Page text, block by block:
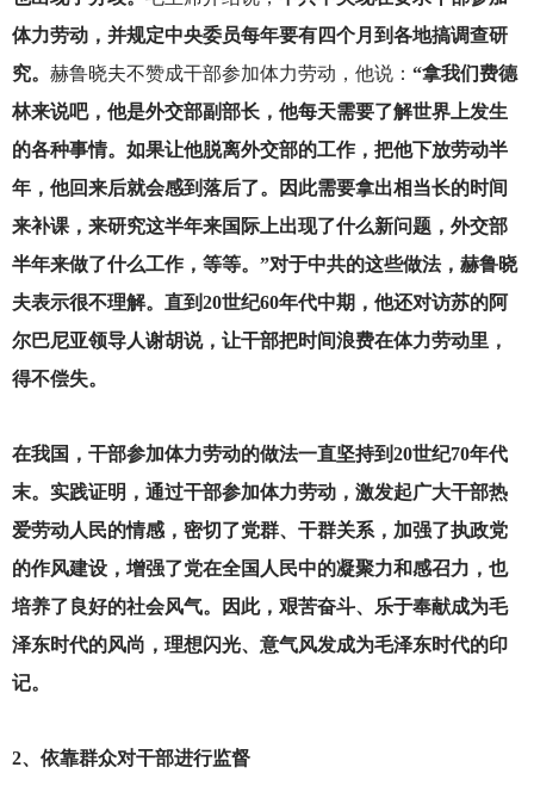
体力劳动，并规定中央委员每年要有四个月到各地搞调查研
究。 赫鲁晓夫不赞成干部参加体力劳动，他说： “拿我们费德
林来说吧，他是外交部副部长，他每天需要了解世界上发生
的各种事情。如果让他脱离外交部的工作，把他下放劳动半
年，他回来后就会感到落后了。因此需要拿出相当长的时间
来补课，来研究这半年来国际上出现了什么新问题，外交部
半年来做了什么工作，等等。”对于中共的这些做法，赫鲁晓
夫表示很不理解。直到20世纪60年代中期，他还对访苏的阿
尔巴尼亚领导人谢胡说，让干部把时间浪费在体力劳动里，
得不偿失。
在我国，干部参加体力劳动的做法一直坚持到20世纪70年代
末。实践证明，通过干部参加体力劳动，激发起广大干部热
爱劳动人民的情感，密切了党群、干群关系，加强了执政党
的作风建设，增强了党在全国人民中的凝聚力和感召力，也
培养了良好的社会风气。因此，艰苦奋斗、乐于奉献成为毛
泽东时代的风尚，理想闪光、意气风发成为毛泽东时代的印
记。
2、依靠群众对干部进行监督